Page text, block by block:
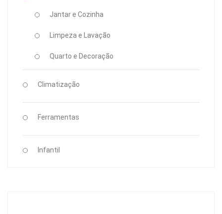
Jantar e Cozinha
Limpeza e Lavação
Quarto e Decoração
Climatização
Ferramentas
Infantil